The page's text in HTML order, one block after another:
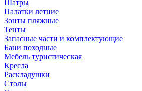
Шатры
Палатки летние
Зонты пляжные
Тенты
Запасные части и комплектующие
Бани походные
Мебель туристическая
Кресла
Раскладушки
Столы